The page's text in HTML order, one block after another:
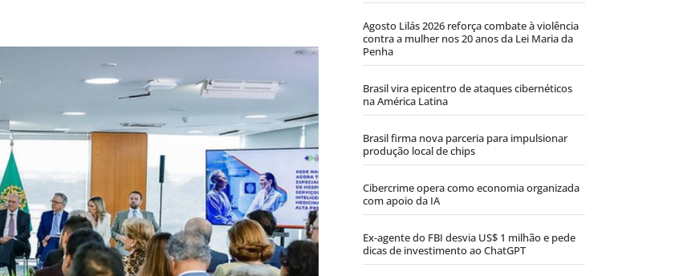
Agosto Lilás 2026 reforça combate à violência
contra a mulher nos 20 anos da Lei Maria da
Penha
Brasil vira epicentro de ataques cibernéticos
na América Latina
Brasil firma nova parceria para impulsionar
produção local de chips
Cibercrime opera como economia organizada
com apoio da IA
Ex-agente do FBI desvia US$ 1 milhão e pede
dicas de investimento ao ChatGPT